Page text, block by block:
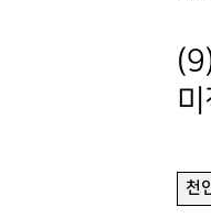
천